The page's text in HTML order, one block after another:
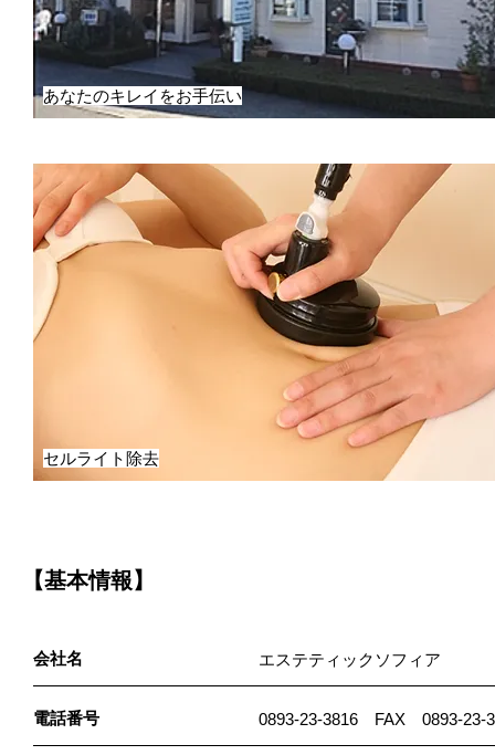
あなたのキレイをお手伝い
セルライト除去
【基本情報】
会社名 エステティックソフィア
電話番号 0893-23-3816 FAX 0893-23-